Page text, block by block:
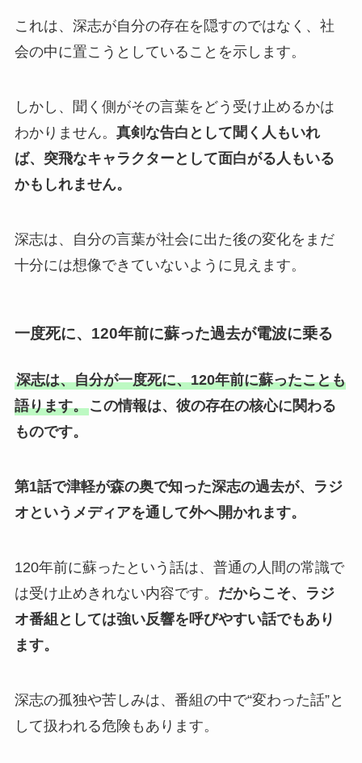
これは、深志が自分の存在を隠すのではなく、社
会の中に置こうとしていることを示します。
しかし、聞く側がその言葉をどう受け止めるかは
わかりません。 真剣な告白として聞く人もいれ
ば、突飛なキャラクターとして面白がる人もいる
かもしれません。
深志は、自分の言葉が社会に出た後の変化をまだ
十分には想像できていないように見えます。
一度死に、120年前に蘇った過去が電波に乗る
深志は、自分が一度死に、120年前に蘇ったことも
語ります。この情報は、彼の存在の核心に関わる
ものです。
第1話で津軽が森の奥で知った深志の過去が、ラジ
オというメディアを通して外へ開かれます。
120年前に蘇ったという話は、普通の人間の常識で
は受け止めきれない内容です。 だからこそ、ラジ
オ番組としては強い反響を呼びやすい話でもあり
ます。
深志の孤独や苦しみは、番組の中で“変わった話”と
して扱われる危険もあります。